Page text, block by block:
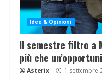
Idee & Opinioni
Il semestre filtro a
più che
Asterix 1 settembre